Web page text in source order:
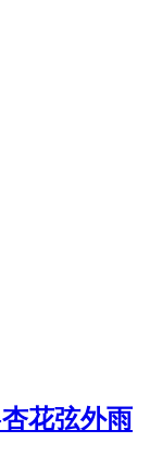
花弦外雨